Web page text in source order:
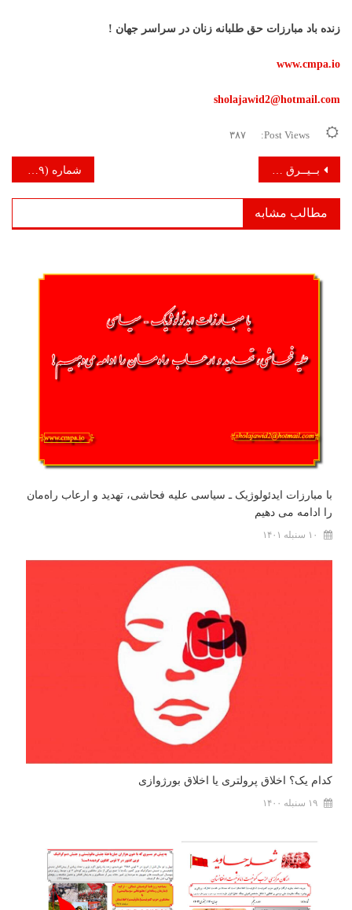
زنده باد مبارزات حق طلبانه زنان در سراسر جهان !
www.cmpa.io
sholajawid2@hotmail.com
Post Views: ۳۸۷
راهبری
نوشته
بــیــرق انــقــلاب شماره (۲۹) – دور چهارم – حوت ۱۳۹۹ (مارچ ۲۰۲۱)
مطالب مشابه
با مبارزات ایدئولوژیک ـ سیاسی علیه فحاشی، تهدید و ارعاب راه‌مان
را ادامه می دهیم
۱۰ سنبله ۱۴۰۱
کدام یک؟ اخلاق پرولتری یا اخلاق بورژوازی
۱۹ سنبله ۱۴۰۰